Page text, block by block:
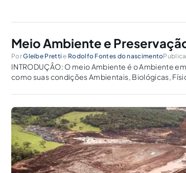
Meio Ambiente e
PorGleibe Pretti e Rodolfo Fontes do nascimento
INTRODUÇÂO: O meio Ambiente é o Ambiente
como suas condições Ambientais, Biológicas,